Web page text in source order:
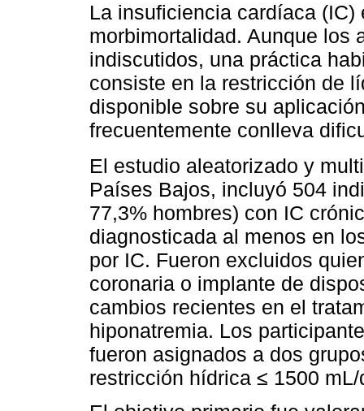
La insuficiencia cardíaca
morbimortalidad. Aunque los
indiscutidos, una práctica
consiste en la restricción de
disponible sobre su
frecuentemente conlleva
El estudio aleatorizado y
Países Bajos, incluyó 504
77,3% hombres) con IC
diagnosticada al menos en
por IC. Fueron excluidos
coronaria o implante de
cambios recientes en el
hiponatremia. Los
fueron asignados a dos
restricción hídrica ≤ 1500